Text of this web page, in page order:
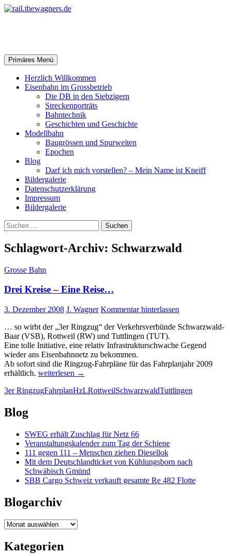
Zum
Suchen
Primäres Menü
Herzlich Willkommen
Eisenbahn im Grossbetrieb
Die DB in den Siebzigern
Streckenporträts
Bahntechnik
Geschichten und Geschichte
Modellbahn
Baugrössen und Spurweiten
Epochen
Blog
Darf ich mich vorstellen? – Mein Name ist Kneiff
Bildergalerie
Datenschutzerklärung
Impressum
Bildergalerie
Suchen
nach:
Schlagwort-Archiv: Schwarzwald
Grosse Bahn
Drei Kreise – Eine Reise…
3. Dezember 2008 J. Wagner Kommentar hinterlassen
… so wirbt der „3er Ringzug“ der Verkehrsverbünde Schwarzwald-
Baar (VSB), Rottweil (RW) und Tuttlingen (TUT).
Eine tolle Initiative, eine relativ Infrastrukturschwache Gegend
wieder ans Eisenbahnnetz zu bekommen.
Ab sofort sind die Ringzug-Fahrpläne für das Fahrplanjahr 2009
erhältlich. Drei
–
weiterlesen →
3er RingzugFahrplanHzLRottweilSchwarzwaldTuttlingen
Blog
SWEG erhält Zuschlag für Netz 66
Veranstaltungskalender zum Tag der Schiene
111 gegen 111 – Menschen ziehen Diesellok
Mit dem Deutschlandticket von Kühlungsborn nach
Schwäbisch Gmünd
SBB Cargo Schweiz verkauft gesamte Re 482 Flotte
Blogarchiv
Blogarchiv
Kategorien